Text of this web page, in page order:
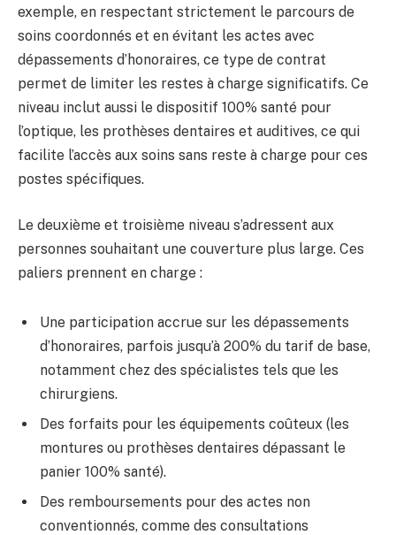
exemple, en respectant strictement le parcours de
soins coordonnés et en évitant les actes avec
dépassements d’honoraires, ce type de contrat
permet de limiter les restes à charge significatifs. Ce
niveau inclut aussi le dispositif 100% santé pour
l’optique, les prothèses dentaires et auditives, ce qui
facilite l’accès aux soins sans reste à charge pour ces
postes spécifiques.
Le deuxième et troisième niveau s’adressent aux
personnes souhaitant une couverture plus large. Ces
paliers prennent en charge :
Une participation accrue sur les dépassements
d’honoraires, parfois jusqu’à 200% du tarif de base,
notamment chez des spécialistes tels que les
chirurgiens.
Des forfaits pour les équipements coûteux (les
montures ou prothèses dentaires dépassant le
panier 100% santé).
Des remboursements pour des actes non
conventionnés, comme des consultations